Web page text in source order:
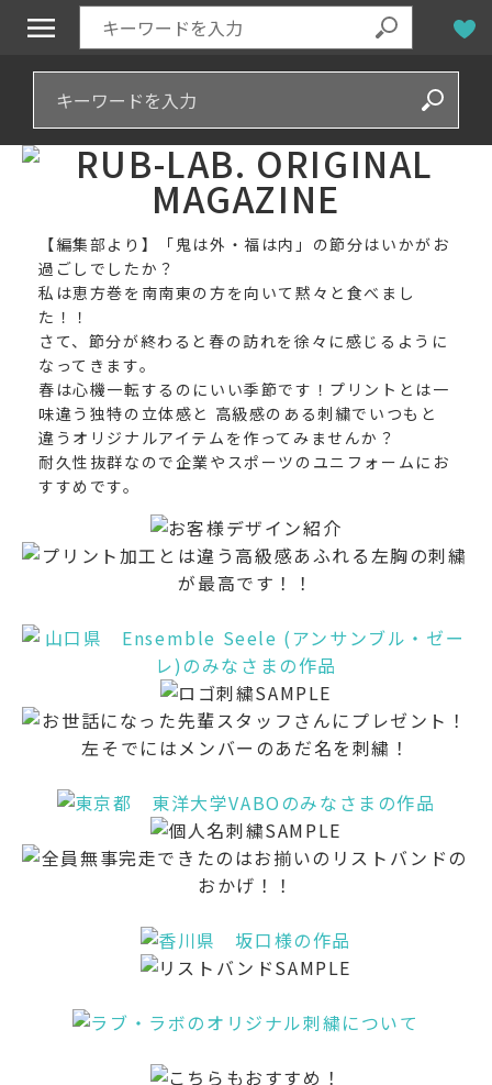
【編集部より】「鬼は外・福は内」の節分はいかがお
過ごしでしたか？
私は恵方巻を南南東の方を向いて黙々と食べまし
た！！
さて、節分が終わると春の訪れを徐々に感じるように
なってきます。
春は心機一転するのにいい季節です！プリントとは一
味違う独特の立体感と 高級感のある刺繍でいつもと
違うオリジナルアイテムを作ってみませんか？
耐久性抜群なので企業やスポーツのユニフォームにお
すすめです。